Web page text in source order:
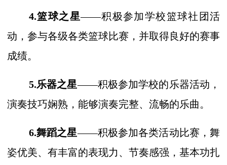
4.篮球之星——积极参加学校篮球社团活
动，参与各级各类篮球比赛，并取得良好的赛事
成绩。
5.乐器之星——积极参加学校的乐器活动，
演奏技巧娴熟，能够演奏完整、流畅的乐曲。
6.舞蹈之星——积极参加各类活动比赛，舞
姿优美、有丰富的表现力、节奏感强，基本功扎